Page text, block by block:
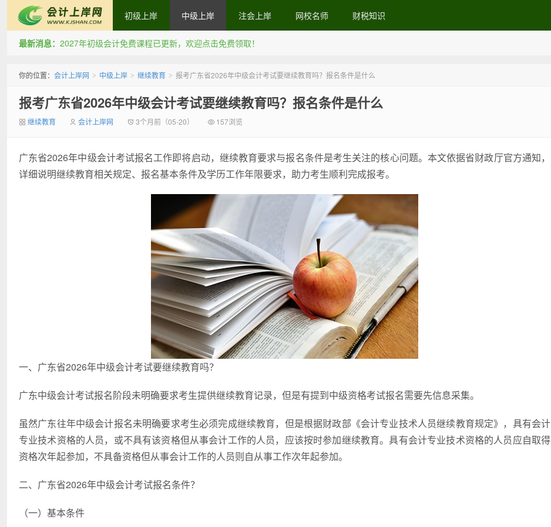
初级上岸 中级上岸 注会上岸 网校名师 财税知识
最新消息： 2027年初级会计免费课程已更新，欢迎点击免费领取！
你的位置： 会计上岸网 > 中级上岸 > 继续教育 > 报考广东省2026年中级会计考试要继续教育吗？报名条件是什么
报考广东省2026年中级会计考试要继续教育吗？报名条件是什么
继续教育 会计上岸网 3个月前（05-20） 157浏览
广东省2026年中级会计考试报名工作即将启动，继续教育要求与报名条件是考生关注的核心问题。本文依据省财政厅官方通知，
详细说明继续教育相关规定、报名基本条件及学历工作年限要求，助力考生顺利完成报考。
一、广东省2026年中级会计考试要继续教育吗？
广东中级会计考试报名阶段未明确要求考生提供继续教育记录，但是有提到中级资格考试报名需要先信息采集。
虽然广东往年中级会计报名未明确要求考生必须完成继续教育，但是根据财政部《会计专业技术人员继续教育规定》，具有会计
专业技术资格的人员，或不具有该资格但从事会计工作的人员，应该按时参加继续教育。具有会计专业技术资格的人员应自取得
资格次年起参加，不具备资格但从事会计工作的人员则自从事工作次年起参加。
二、广东省2026年中级会计考试报名条件？
（一）基本条件